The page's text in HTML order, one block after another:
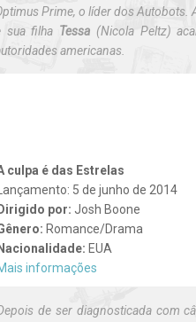
Prime, o líder dos Autobots.
sua filha Tessa (Nicola Peltz)
americanas.
culpa é das Estrelas
Lançamento: 5 de junho de 2014
Dirigido por: Josh Boone
Romance/Drama
Nacionalidade: EUA
informações
de ser diagnosticada com